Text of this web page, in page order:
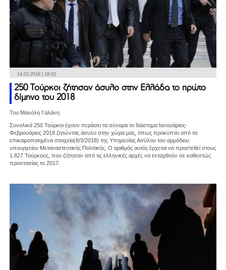
14.03.2018 | 18:02
250 Τούρκοι ζήτησαν άσυλο στην Ελλάδα το πρώτο
δίμηνο του 2018
Του Μανόλη Γαλάνη
Συνολικά 250 Τούρκοι έχουν περάσει τα σύνορα το διάστημα Ιανουάριος-
Φεβρουάριος 2018 ζητώντας άσυλο στην χώρα μας, όπως προκύπτει από τα
επικαιροποιημένα στοιχεία(8/3/2018) της Υπηρεσίας Ασύλου του αρμόδιου
υπουργείου Μεταναστευτικής Πολιτικής. Ο αριθμός αυτός έρχεται να προστεθεί στους
1.827 Τούρκους, που ζήτησαν από τις ελληνικές αρχές να ενταχθούν σε καθεστώς
προστασίας το 2017.